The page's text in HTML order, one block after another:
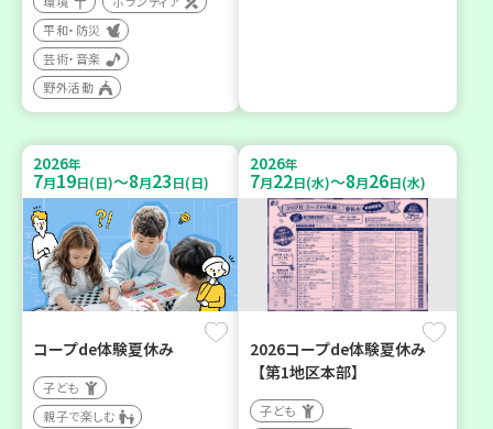
平和・防災
芸術・音楽
野外活動
2026年
7月19日(日)～8月23日(日)
コープde体験夏休み
子ども
親子で楽しむ
2026年
7月22日(水)～8月26日(水)
2026コープde体験夏休み
【第1地区本部】
子ども